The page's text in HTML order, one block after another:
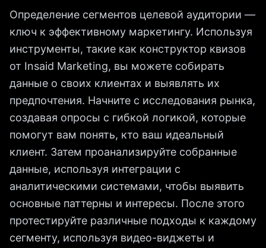
Определение сегментов целевой аудитории —
ключ к эффективному маркетингу. Используя
инструменты, такие как конструктор квизов
от Insaid Marketing, вы можете собирать
данные о своих клиентах и выявлять их
предпочтения. Начните с исследования рынка,
создавая опросы с гибкой логикой, которые
помогут вам понять, кто ваш идеальный
клиент. Затем проанализируйте собранные
данные, используя интеграции с
аналитическими системами, чтобы выявить
основные паттерны и интересы. После этого
протестируйте различные подходы к каждому
сегменту, используя видео-виджеты и